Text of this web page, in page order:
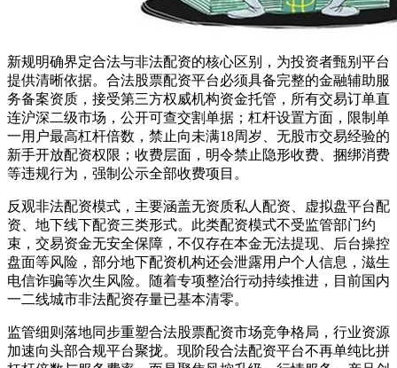
新规明确界定合法与非法配资的核心区别，为投资者甄别平台
提供清晰依据。合法股票配资平台必须具备完整的金融辅助服
务备案资质，接受第三方权威机构资金托管，所有交易订单直
连沪深二级市场，公开可查交割单据；杠杆设置方面，限制单
一用户最高杠杆倍数，禁止向未满18周岁、无股市交易经验的
新手开放配资权限；收费层面，明令禁止隐形收费、捆绑消费
等违规行为，强制公示全部收费项目。
反观非法配资模式，主要涵盖无资质私人配资、虚拟盘平台配
资、地下线下配资三类形式。此类配资模式不受监管部门约
束，交易资金无安全保障，不仅存在本金无法提现、后台操控
盘面等风险，部分地下配资机构还会泄露用户个人信息，滋生
电信诈骗等次生风险。随着专项整治行动持续推进，目前国内
一二线城市非法配资存量已基本清零。
监管细则落地同步重塑合法股票配资市场竞争格局，行业资源
加速向头部合规平台聚拢。现阶段合法配资平台不再单纯比拼